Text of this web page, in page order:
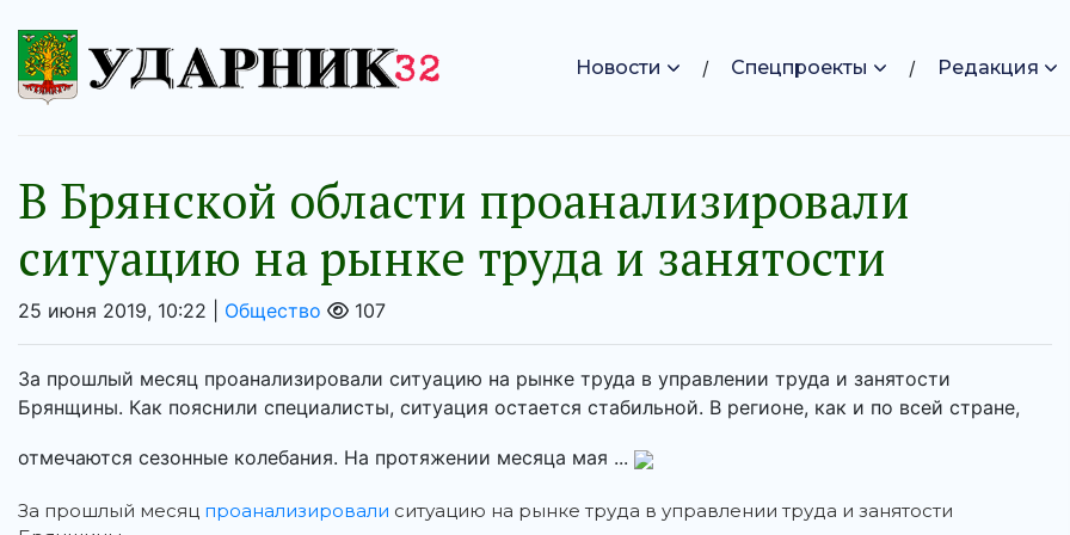
Новости Спецпроекты Редакция
В Брянской области проанализировали
ситуацию на рынке труда и занятости
25 июня 2019, 10:22 | Общество 107
За прошлый месяц проанализировали ситуацию на рынке труда в управлении труда и занятости
Брянщины. Как пояснили специалисты, ситуация остается стабильной. В регионе, как и по всей стране,
отмечаются сезонные колебания. На протяжении месяца мая ...
За прошлый месяц проанализировали ситуацию на рынке труда в управлении труда и занятости